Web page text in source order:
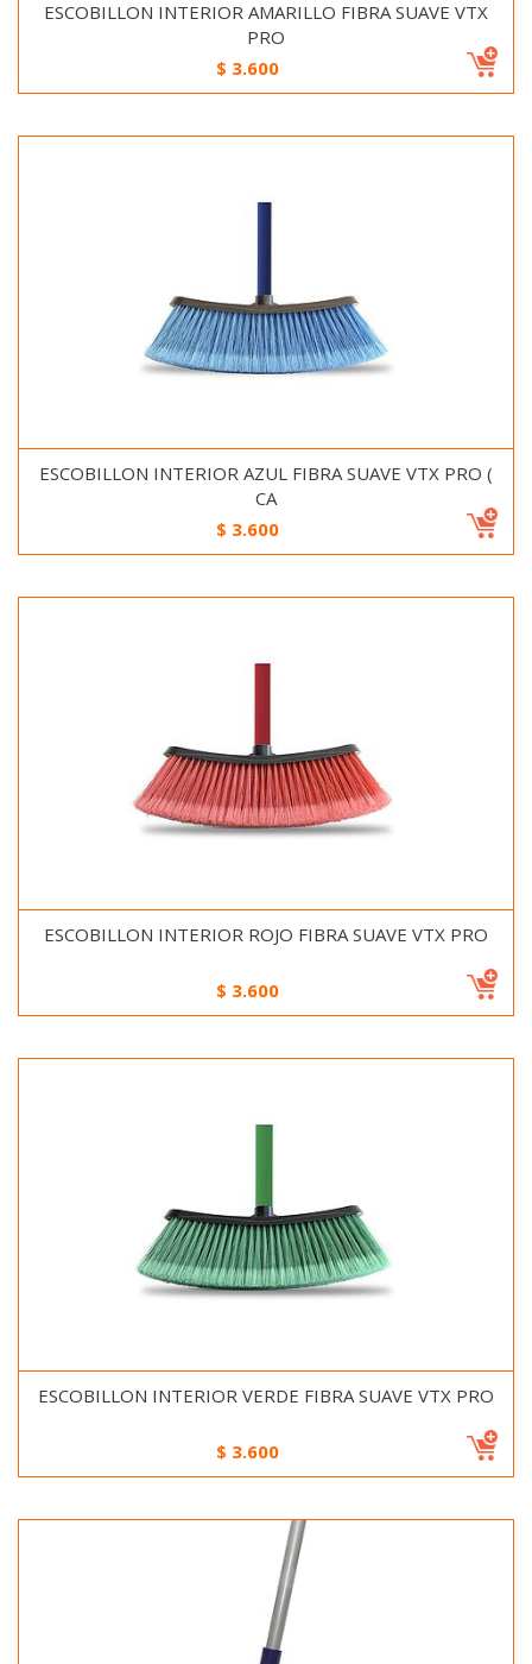
ESCOBILLON INTERIOR AMARILLO FIBRA SUAVE VTX
PRO
$ 3.600
ESCOBILLON INTERIOR AZUL FIBRA SUAVE VTX PRO (
CA
$ 3.600
ESCOBILLON INTERIOR ROJO FIBRA SUAVE VTX PRO
$ 3.600
ESCOBILLON INTERIOR VERDE FIBRA SUAVE VTX PRO
$ 3.600